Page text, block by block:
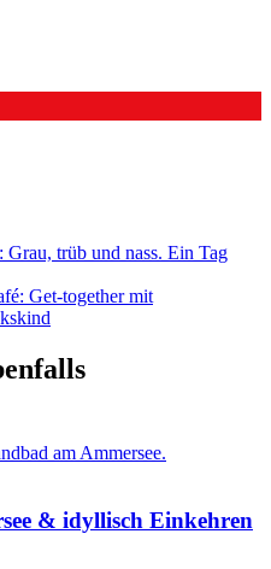
trüb und nass. Ein Tag
Get-together mit
& idyllisch Einkehren